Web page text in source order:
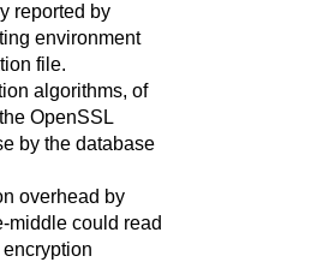
reported by
environment
file.
algorithms, of
OpenSSL
by the database
overhead by
middle could read